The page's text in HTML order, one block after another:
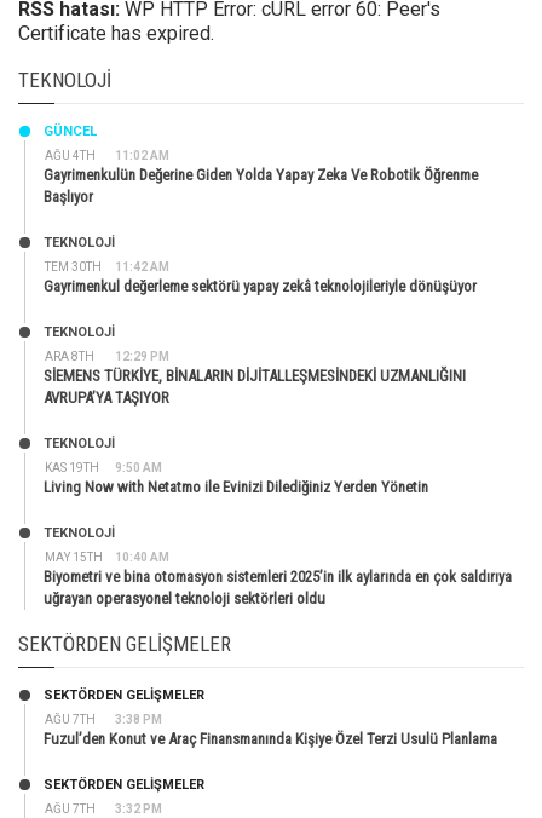
RSS hatası: WP HTTP Error: cURL error 60: Peer's
Certificate has expired.
TEKNOLOJI
AĞU 4TH 11:02 AM
GÜNCEL
Gayrimenkulün Değerine Giden Yolda Yapay Zeka Ve Robotik Öğrenme
Başlıyor
TEM 30TH 11:42 AM
TEKNOLOJİ
Gayrimenkul değerleme sektörü yapay zekâ teknolojileriyle dönüşüyor
ARA 8TH 12:29 PM
TEKNOLOJİ
SİEMENS TÜRKİYE, BİNALARIN DİJİTALLEŞMESİNDEKİ UZMANLIĞINI
AVRUPA’YA TAŞIYOR
KAS 19TH 9:50 AM
TEKNOLOJİ
Living Now with Netatmo ile Evinizi Dilediğiniz Yerden Yönetin
MAY 15TH 10:40 AM
TEKNOLOJİ
Biyometri ve bina otomasyon sistemleri 2025’in ilk aylarında en çok saldırıya
uğrayan operasyonel teknoloji sektörleri oldu
SEKTÖRDEN GELIŞMELER
AĞU 7TH 3:38 PM
SEKTÖRDEN GELIŞMELER
Fuzul’den Konut ve Araç Finansmanında Kişiye Özel Terzi Usulü Planlama
AĞU 7TH 3:32 PM
SEKTÖRDEN GELIŞMELER